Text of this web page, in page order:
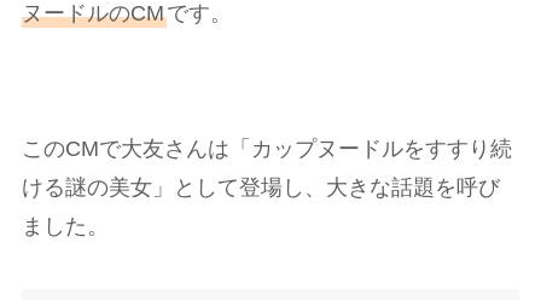
ヌードルのCMです。
このCMで大友さんは「カップヌードルをすすり続
ける謎の美女」として登場し、大きな話題を呼び
ました。